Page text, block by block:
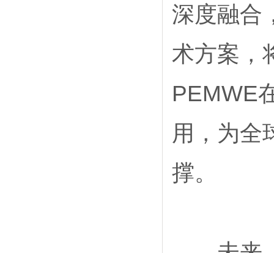
深度融合
术方案，
PEMWE
用，为全
撑。